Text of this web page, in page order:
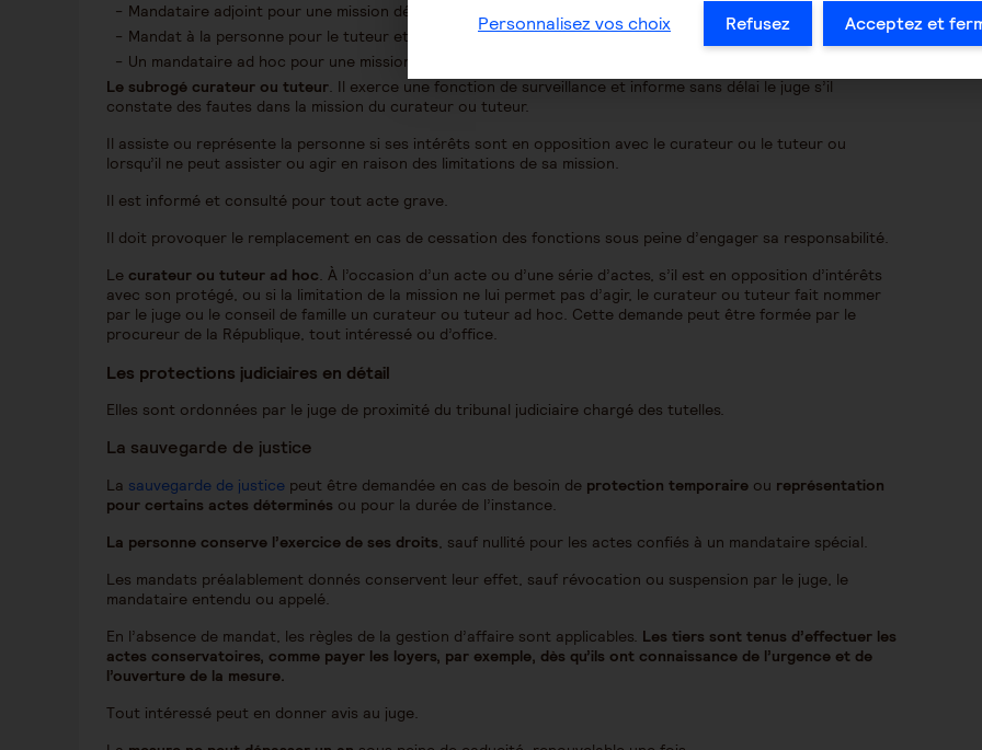
Mandataire adjoint pour une mission déterminée ;
Mandat à la personne pour le tuteur et/ou pour le patrimoine et les biens ;
Un mandataire ad hoc pour une mission déterminée en cas de conflit d’intérêts.
Le subrogé curateur ou tuteur. Il exerce une fonction de surveillance et informe sans délai le juge s’il
constate des fautes dans la mission du curateur ou tuteur.
Il assiste ou représente la personne si ses intérêts sont en opposition avec le curateur ou le tuteur ou
lorsqu’il ne peut assister ou agir en raison des limitations de sa mission.
Il est informé et consulté pour tout acte grave.
Il doit provoquer le remplacement en cas de cessation des fonctions sous peine d’engager sa responsabilité.
Le curateur ou tuteur ad hoc. À l’occasion d’un acte ou d’une série d’actes, s’il est en opposition d’intérêts
avec son protégé, ou si la limitation de la mission ne lui permet pas d’agir, le curateur ou tuteur fait nommer
par le juge ou le conseil de famille un curateur ou tuteur ad hoc. Cette demande peut être formée par le
procureur de la République, tout intéressé ou d’office.
Les protections judiciaires en détail
Elles sont ordonnées par le juge de proximité du tribunal judiciaire chargé des tutelles.
La sauvegarde de justice
La sauvegarde de justice peut être demandée en cas de besoin de protection temporaire ou représentation
pour certains actes déterminés ou pour la durée de l’instance.
La personne conserve l’exercice de ses droits, sauf nullité pour les actes confiés à un mandataire spécial.
Les mandats préalablement donnés conservent leur effet, sauf révocation ou suspension par le juge, le
mandataire entendu ou appelé.
En l’absence de mandat, les règles de la gestion d’affaire sont applicables. Les tiers sont tenus d’effectuer les
actes conservatoires, comme payer les loyers, par exemple, dès qu’ils ont connaissance de l’urgence et de
l’ouverture de la mesure.
Tout intéressé peut en donner avis au juge.
Personnalisez vos choix Refusez Acceptez et